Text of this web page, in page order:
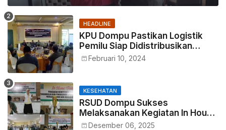
HEADLINE
KPU Dompu Pastikan Logistik
Pemilu Siap Didistribusikan
Tepat Waktu
Februari 10, 2024
KESEHATAN
RSUD Dompu Sukses
Melaksanakan Kegiatan In House
Training Petugas
Desember 06, 2025